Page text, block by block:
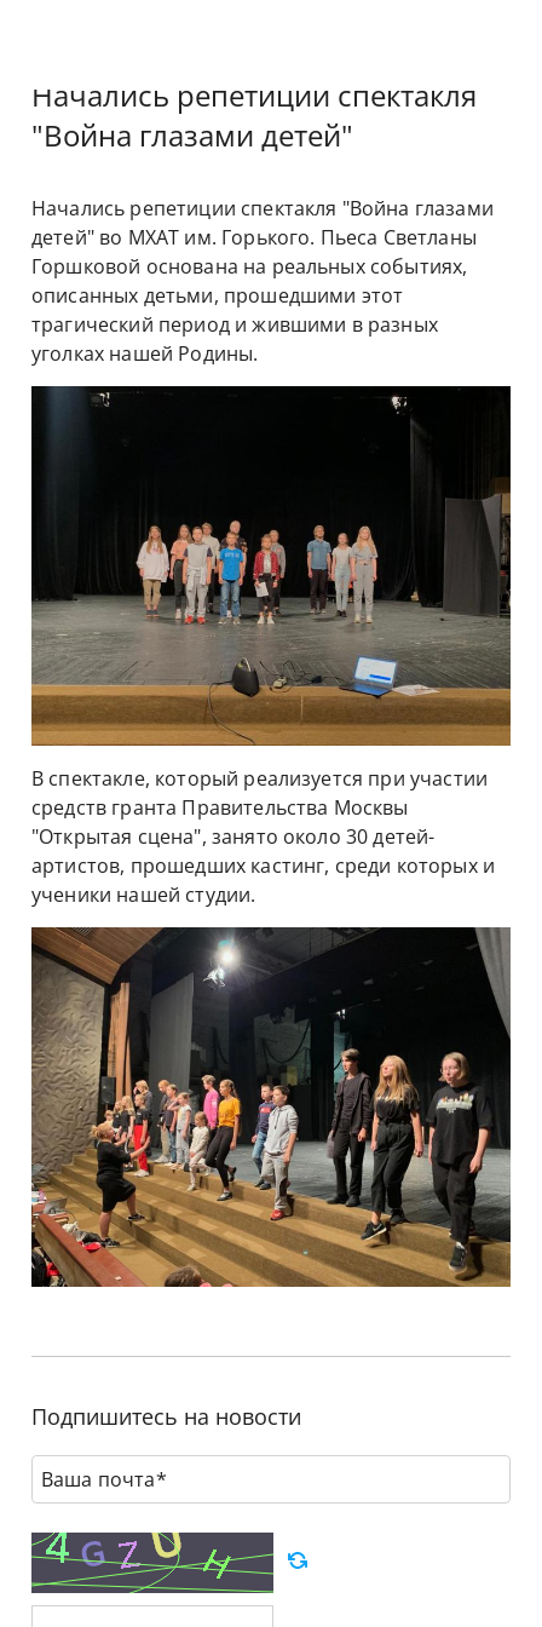
Начались репетиции спектакля
"Война глазами детей"
Начались репетиции спектакля "Война глазами
детей" во МХАТ им. Горького. Пьеса Светланы
Горшковой основана на реальных событиях,
описанных детьми, прошедшими этот
трагический период и жившими в разных
уголках нашей Родины.
В спектакле, который реализуется при участии
средств гранта Правительства Москвы
"Открытая сцена", занято около 30 детей-
артистов, прошедших кастинг, среди которых и
ученики нашей студии.
Подпишитесь на новости
Ваша почта*